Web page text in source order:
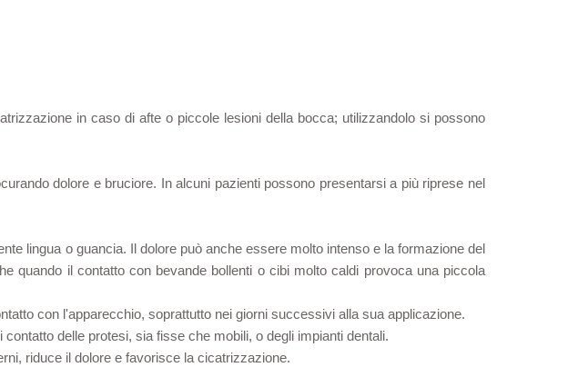
in caso di afte o piccole lesioni della bocca; utilizzandolo si possono
dolore e bruciore. In alcuni pazienti possono presentarsi a più riprese nel
lingua o guancia. Il dolore può anche essere molto intenso e la formazione del
quando il contatto con bevande bollenti o cibi molto caldi provoca una piccola
con l'apparecchio, soprattutto nei giorni successivi alla sua applicazione.
delle protesi, sia fisse che mobili, o degli impianti dentali.
riduce il dolore e favorisce la cicatrizzazione.